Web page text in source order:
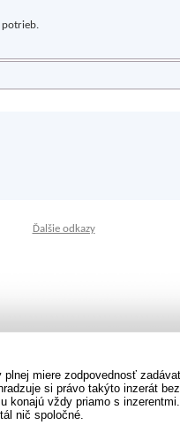
potrieb.
Ďalšie odkazy
miere zodpovednosť
si právo takýto inzerát
konajú vždy priamo s inzerentmi.
nič spoločné.